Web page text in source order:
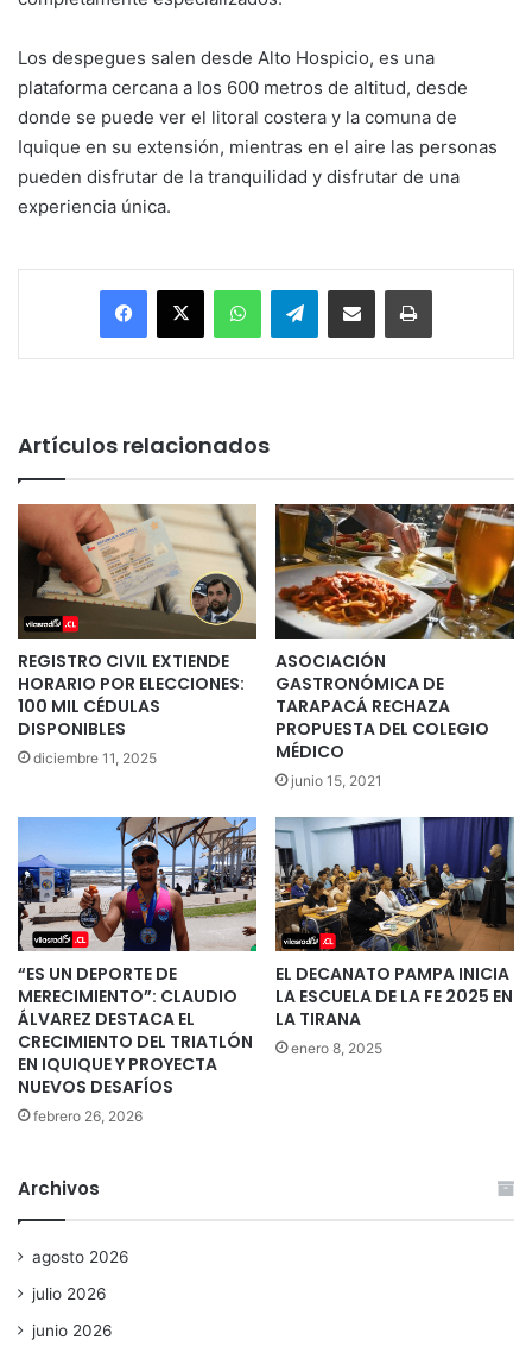
Los despegues salen desde Alto Hospicio, es una
plataforma cercana a los 600 metros de altitud, desde
donde se puede ver el litoral costera y la comuna de
Iquique en su extensión, mientras en el aire las personas
pueden disfrutar de la tranquilidad y disfrutar de una
experiencia única.
Facebook
X WhatsAppTelegramEnviar vía email Imprimir
Artículos relacionados
REGISTRO CIVIL EXTIENDE
HORARIO POR ELECCIONES:
100 MIL CÉDULAS
DISPONIBLES
diciembre 11, 2025
ASOCIACIÓN
GASTRONÓMICA DE
TARAPACÁ RECHAZA
PROPUESTA DEL COLEGIO
MÉDICO
junio 15, 2021
“ES UN DEPORTE DE
MERECIMIENTO”: CLAUDIO
ÁLVAREZ DESTACA EL
CRECIMIENTO DEL TRIATLÓN
EN IQUIQUE Y PROYECTA
NUEVOS DESAFÍOS
febrero 26, 2026
EL DECANATO PAMPA INICIA
LA ESCUELA DE LA FE 2025 EN
LA TIRANA
enero 8, 2025
Archivos
agosto 2026
julio 2026
junio 2026